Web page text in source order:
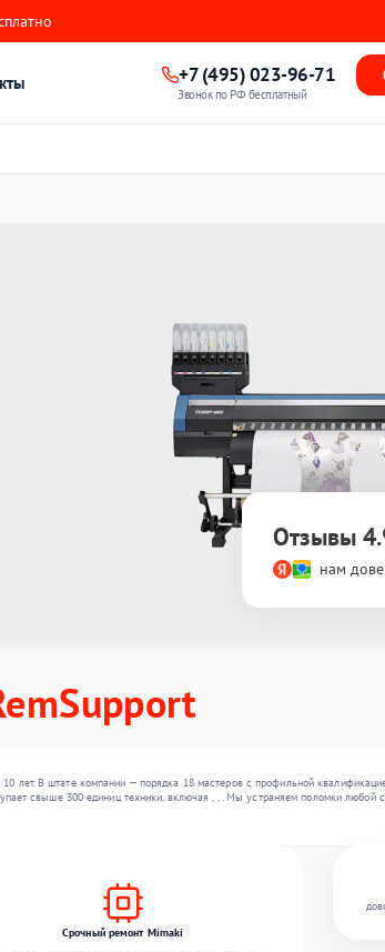
+7 (495) 023-96-71
Звонок по РФ бесплатный
Отзывы
нам
В штате компании — порядка 18 мастеров с профильной
свыше 300 единиц техники, включая , , . Мы устраняем поломки любой
Срочный ремонт Mimaki